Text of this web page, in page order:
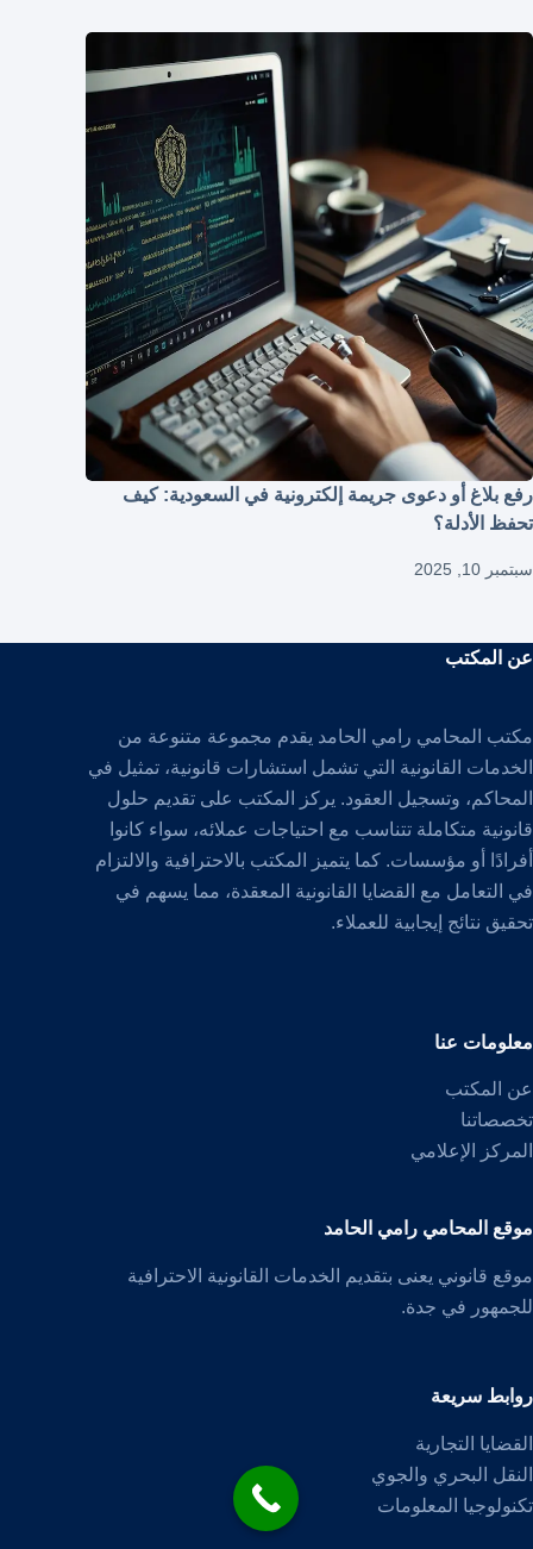
رفع بلاغ أو دعوى جريمة إلكترونية في السعودية: كيف
تحفظ الأدلة؟
سبتمبر 10, 2025
عن المكتب
مكتب المحامي رامي الحامد يقدم مجموعة متنوعة من
الخدمات القانونية التي تشمل استشارات قانونية، تمثيل في
المحاكم، وتسجيل العقود. يركز المكتب على تقديم حلول
قانونية متكاملة تتناسب مع احتياجات عملائه، سواء كانوا
أفرادًا أو مؤسسات. كما يتميز المكتب بالاحترافية والالتزام
في التعامل مع القضايا القانونية المعقدة، مما يسهم في
تحقيق نتائج إيجابية للعملاء.
معلومات عنا
عن المكتب
تخصصاتنا
المركز الإعلامي
موقع المحامي رامي الحامد
موقع قانوني يعنى بتقديم الخدمات القانونية الاحترافية
للجمهور في جدة.
روابط سريعة
القضايا التجارية
النقل البحري والجوي
تكنولوجيا المعلومات